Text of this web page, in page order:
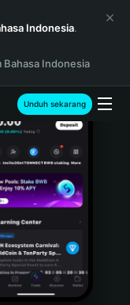
Indonesia.
Bahasa Indonesia
Unduh sekarang